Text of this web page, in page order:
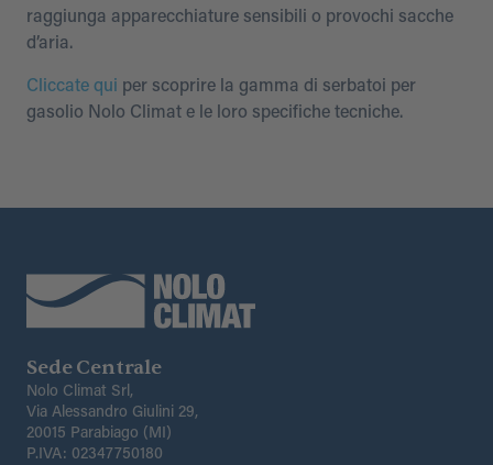
raggiunga apparecchiature sensibili o provochi sacche
d’aria.
Cliccate qui per scoprire la gamma di serbatoi per
gasolio Nolo Climat e le loro specifiche tecniche.
Sede Centrale
Nolo Climat Srl,
Via Alessandro Giulini 29,
20015 Parabiago (MI)
P.IVA: 02347750180